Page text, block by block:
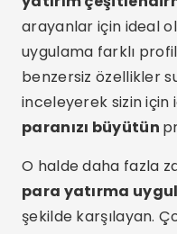
arayanlar için ideal
uygulama farklı
benzersiz özellikler
inceleyerek sizin için
paranızı büyütün
O halde daha fazla
para yatırma
şekilde karşılayan.